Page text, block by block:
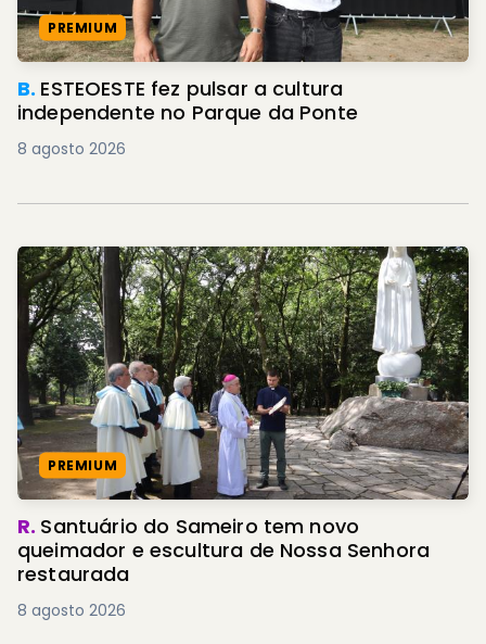
PREMIUM
B. ESTEOESTE fez pulsar a cultura
independente no Parque da Ponte
8 agosto 2026
PREMIUM
R. Santuário do Sameiro tem novo
queimador e escultura de Nossa Senhora
restaurada
8 agosto 2026